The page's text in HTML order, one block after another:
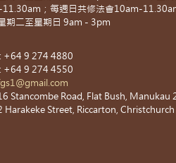
；每週日共修法會10am-
期二至星期日 9am - 3pm
+64 9 274 4880
+64 9 274 4550
Stancombe Road, Flat Bush, Manukau
Harakeke Street, Riccarton,